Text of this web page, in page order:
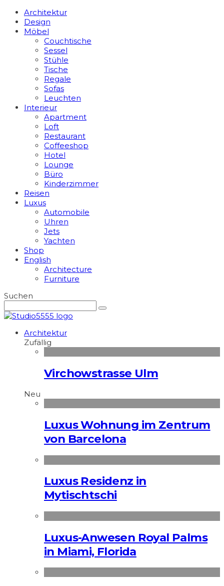
Architektur
Design
Möbel
Couchtische
Sessel
Stühle
Tische
Regale
Sofas
Leuchten
Interieur
Apart­ment
Loft
Restaurant
Coffeeshop
Hotel
Lounge
Büro
Kinderzimmer
Reisen
Luxus
Automobile
Uhren
Jets
Yachten
Shop
English
Architecture
Furniture
Suchen
Architektur
Zufällig
Virchowstrasse Ulm
Neu
Luxus Wohnung im Zentrum
von Barcelona
Luxus Residenz in
Mytischtschi
Luxus-Anwesen Royal Palms
in Miami, Florida